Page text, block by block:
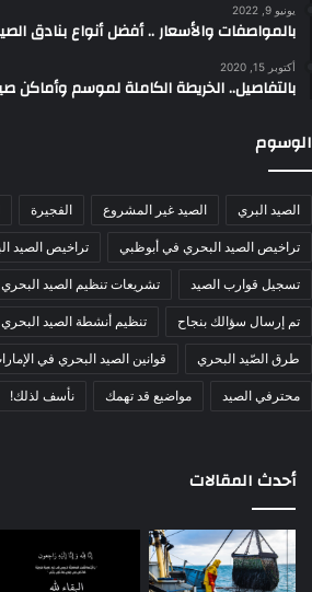
يونيو 9, 2022
بالمواصفات والأسعار .. أفضل أنواع بنادق
أكتوبر 15, 2020
بالتفاصيل.. الخريطة الكاملة لموسم وأماكن
الوسوم
الصيد البري الصيد غير المشروع الفجيرة
تراخيص الصيد البحري في أبوظبي تراخيص الصيد
تسجيل قوارب الصيد تشريعات تنظيم الصيد البحري
تم إرسال سؤالك بنجاح تنظيم أنشطة الصيد البحري
طرق الصّيد البحري قوانين الصيد البحري في
محترفي الصيد مواضيع قد تهمك نأسف لذلك!
أحدث المقالات